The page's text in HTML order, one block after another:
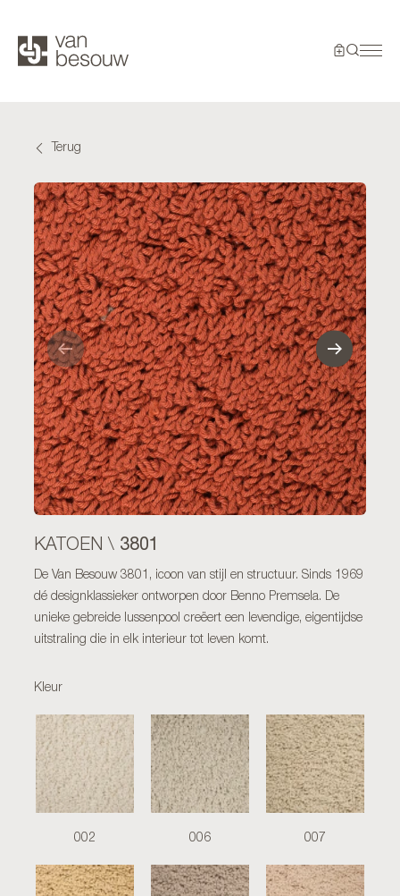
Terug
KATOEN \ 3801
De Van Besouw 3801, icoon van stijl en structuur. Sinds 1969
dé designklassieker ontworpen door Benno Premsela. De
unieke gebreide lussenpool creëert een levendige, eigentijdse
uitstraling die in elk interieur tot leven komt.
Kleur
002 006 007